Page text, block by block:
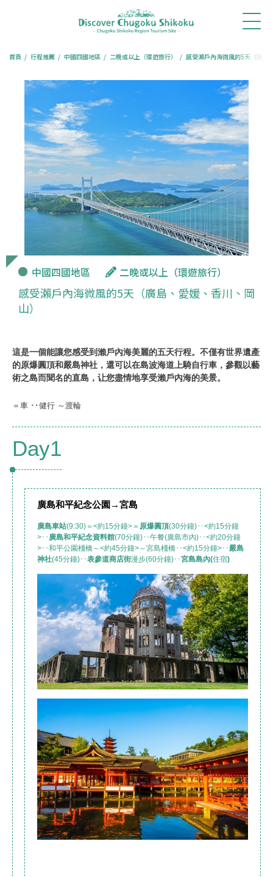
首頁 行程推薦 中國四國地區 二晚或以上（環遊旅行） 感受瀨戶內海微風的5天（廣島
中國四國地區 二晚或以上（環遊旅行）
感受瀨戶內海微風的5天（廣島、愛媛、香川、岡
山）
這是一個能讓您感受到瀨戶內海美麗的五天行程。不僅有世界遺產
的原爆圓頂和嚴島神社，還可以在島波海道上騎自行車，參觀以藝
術之島而聞名的直島，让您盡情地享受瀨戶內海的美景。
​​​＝車 ･･健行 ～渡輪
Day1
廣島和平紀念公園 →宮島
廣島車站(9:30)＝<約15分鐘>＝ 原爆圓頂(30分鐘)･･<約15分鐘
>･･ 廣島和平紀念資料館(70分鐘)･･午餐(廣島市內)･･<約20分鐘
>･･和平公園棧橋～<約45分鐘>～宮島棧橋･･<約15分鐘>･･嚴島
神社(45分鐘)･･表參道商店街漫步(60分鐘)･･宮島島內(住宿)
體驗・
行程推
薦
旅遊專
欄
餐廳訂
位